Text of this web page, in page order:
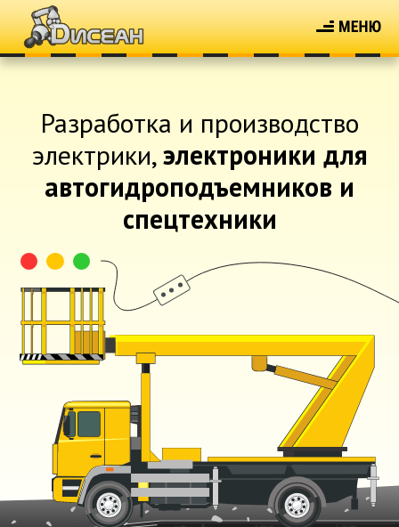
Разработка и производство
электрики,электроники для
автогидроподъемников и
спецтехники